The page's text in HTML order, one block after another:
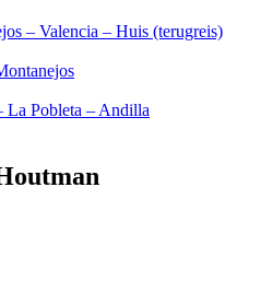
– Valencia – Huis (terugreis)
La Pobleta – Andilla